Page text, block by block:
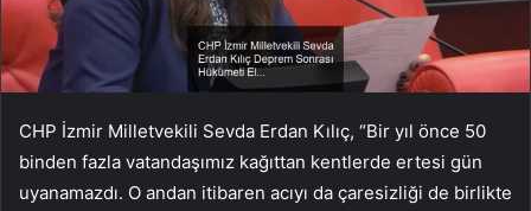
CHP İzmir Milletvekili Sevda Erdan Kılıç, “Bir yıl önce 50
binden fazla vatandaşımız kağıttan kentlerde ertesi gün
uyanamazdı. O andan itibaren acıyı da çaresizliği de birlikte